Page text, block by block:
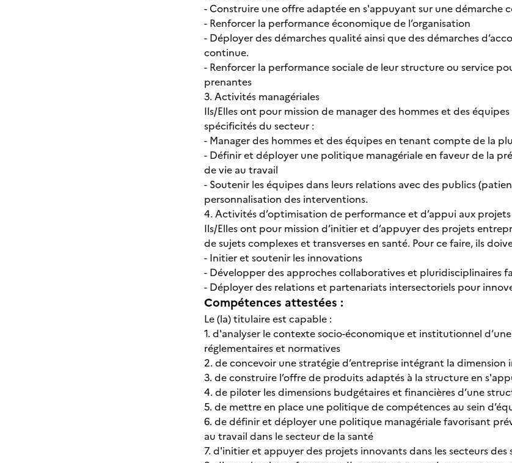
- Construire une offre adaptée en s'appuyant sur une démarche
- Renforcer la performance économique de l’organisation
- Déployer des démarches qualité ainsi que des démarches
continue.
- Renforcer la performance sociale de leur structure ou service
prenantes
3. Activités managériales
Ils/Elles ont pour mission de manager des hommes et des
spécificités du secteur :
- Manager des hommes et des équipes en tenant compte de la
- Définir et déployer une politique managériale en faveur de la
de vie au travail
- Soutenir les équipes dans leurs relations avec des publics
personnalisation des interventions.
4. Activités d’optimisation de performance et d’appui aux projets
Ils/Elles ont pour mission d’initier et d’appuyer des projets
de sujets complexes et transverses en santé. Pour ce faire, ils
- Initier et soutenir les innovations
- Développer des approches collaboratives et pluridisciplinaires
- Déployer des relations et partenariats intersectoriels pour
Compétences attestées :
Le (la) titulaire est capable :
1. d'analyser le contexte socio-économique et institutionnel
réglementaires et normatives
2. de concevoir une stratégie d’entreprise intégrant la
3. de construire l’offre de produits adaptés à la structure en
4. de piloter les dimensions budgétaires et financières d’une
5. de mettre en place une politique de compétences au sein
6. de définir et déployer une politique managériale favorisant
au travail dans le secteur de la santé
7. d'initier et appuyer des projets innovants dans les secteurs des